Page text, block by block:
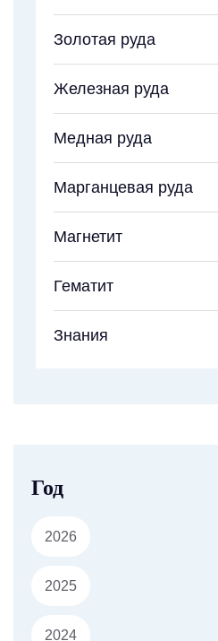
Золотая руда
Железная руда
Медная руда
Марганцевая руда
Магнетит
Гематит
Знания
Год
2026
2025
2024